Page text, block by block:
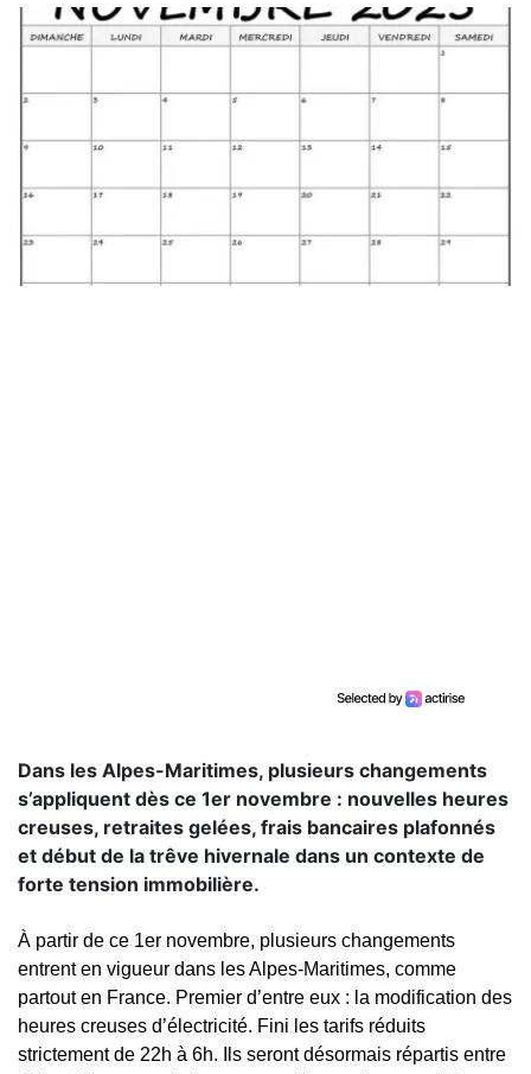
Dans les Alpes-Maritimes, plusieurs changements
s’appliquent dès ce 1er novembre : nouvelles heures
creuses, retraites gelées, frais bancaires plafonnés
et début de la trêve hivernale dans un contexte de
forte tension immobilière.
​À partir de ce 1er novembre, plusieurs changements
entrent en vigueur dans les Alpes-Maritimes, comme
partout en France. Premier d’entre eux : la modification des
heures creuses d’électricité. Fini les tarifs réduits
strictement de 22h à 6h. Ils seront désormais répartis entre